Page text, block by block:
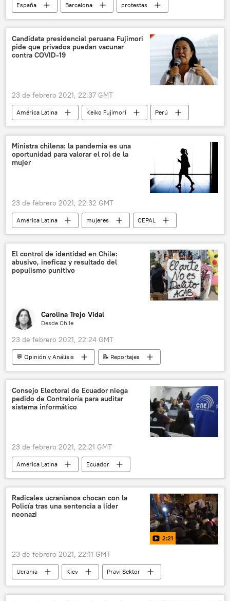
España Barcelona
protestas
Pablo Hasél
Candidata presidencial peruana Fujimori
pide que privados puedan vacunar
contra COVID-19
23 de febrero 2021, 22:37 GMT
América Latina Keiko Fujimori
Perú
vacunación contra el COVID-19
Ministra chilena: la pandemia es una
oportunidad para valorar el rol de la
mujer
23 de febrero 2021, 22:32 GMT
América Latina mujeres
CEPAL
Chile
El control de identidad en Chile:
abusivo, ineficaz y resultado del
populismo punitivo
Carolina Trejo Vidal
Desde Chile
23 de febrero 2021, 22:24 GMT
💬 Opinión y Análisis
📝 Reportajes
Chile
violencia policial
Carabineros de Chile
América Latina
Consejo Electoral de Ecuador niega
pedido de Contraloría para auditar
sistema informático
23 de febrero 2021, 22:21 GMT
América Latina
Ecuador
Consejo Nacional Electoral (CNE) de Ecuador
Elecciones presidenciales en Ecuador (2021)
Radicales ucranianos chocan con la
Policía tras una sentencia a líder
neonazi
2:21
23 de febrero 2021, 22:11 GMT
Ucrania Kiev
Pravi Sektor
🌍 Europa
🟠 Video